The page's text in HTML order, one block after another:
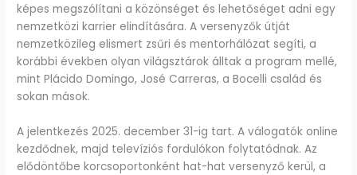
képes megszólítani a közönséget és lehetőséget adni egy
nemzetközi karrier elindítására. A versenyzők útját
nemzetközileg elismert zsűri és mentorhálózat segíti, a
korábbi években olyan világsztárok álltak a program mellé,
mint Plácido Domingo, José Carreras, a Bocelli család és
sokan mások.
A jelentkezés 2025. december 31-ig tart. A válogatók online
kezdődnek, majd televíziós fordulókon folytatódnak. Az
elődöntőbe korcsoportonként hat-hat versenyző kerül, a